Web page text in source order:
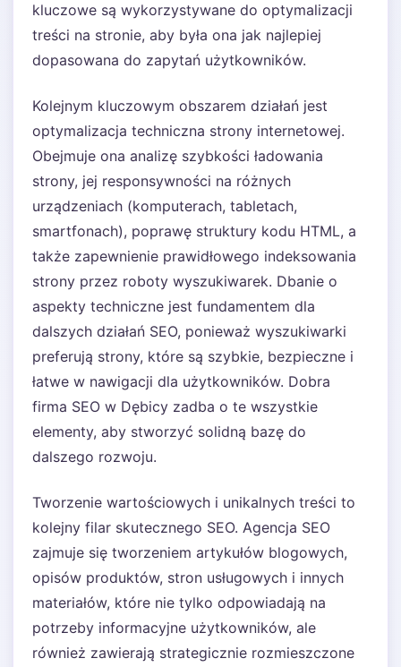
kluczowe są wykorzystywane do optymalizacji
treści na stronie, aby była ona jak najlepiej
dopasowana do zapytań użytkowników.
Kolejnym kluczowym obszarem działań jest
optymalizacja techniczna strony internetowej.
Obejmuje ona analizę szybkości ładowania
strony, jej responsywności na różnych
urządzeniach (komputerach, tabletach,
smartfonach), poprawę struktury kodu HTML, a
także zapewnienie prawidłowego indeksowania
strony przez roboty wyszukiwarek. Dbanie o
aspekty techniczne jest fundamentem dla
dalszych działań SEO, ponieważ wyszukiwarki
preferują strony, które są szybkie, bezpieczne i
łatwe w nawigacji dla użytkowników. Dobra
firma SEO w Dębicy zadba o te wszystkie
elementy, aby stworzyć solidną bazę do
dalszego rozwoju.
Tworzenie wartościowych i unikalnych treści to
kolejny filar skutecznego SEO. Agencja SEO
zajmuje się tworzeniem artykułów blogowych,
opisów produktów, stron usługowych i innych
materiałów, które nie tylko odpowiadają na
potrzeby informacyjne użytkowników, ale
również zawierają strategicznie rozmieszczone